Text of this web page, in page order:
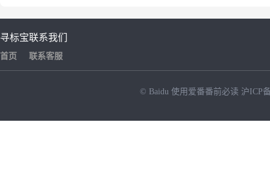
寻标宝
首页
联系我们
联系客服
© Baidu 使用爱番番前必读 沪ICP